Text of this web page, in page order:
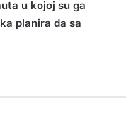
u kojoj su ga
planira da sa